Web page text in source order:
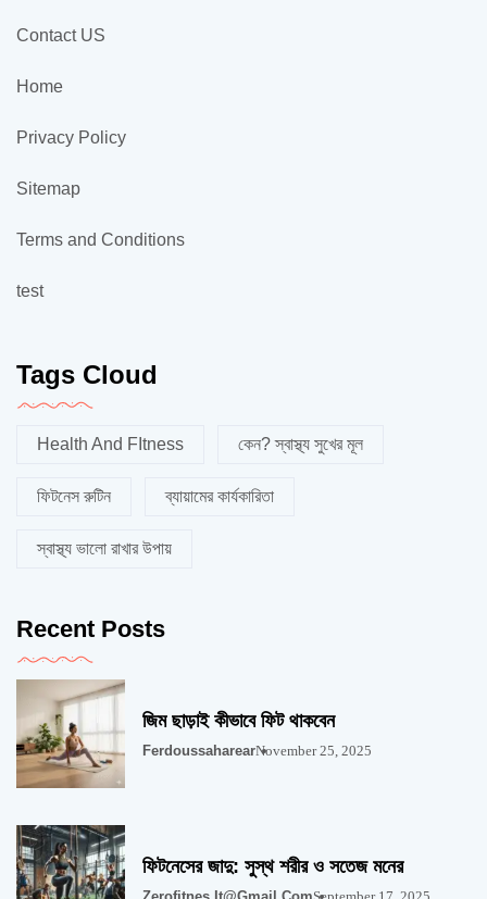
Contact US
Home
Privacy Policy
Sitemap
Terms and Conditions
test
Tags Cloud
Health And FItness কেন? স্বাস্থ্য সুখের মূল
ফিটনেস রুটিন ব্যায়ামের কার্যকারিতা
স্বাস্থ্য ভালো রাখার উপায়
Recent Posts
জিম ছাড়াই কীভাবে ফিট থাকবেন
FerdoussaharearNovember 25, 2025
ফিটনেসের জাদু: সুস্থ শরীর ও সতেজ মনের